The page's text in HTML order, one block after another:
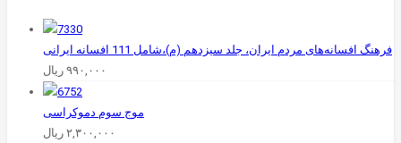
فرهنگ افسانه‌های مردم ایران، جلد سیزدهم (م)،شامل 111 افسانه ایرانی
۹۹۰,۰۰۰ ریال
موج‌ سوم‌ دموکراسی
۲,۳۰۰,۰۰۰ ریال